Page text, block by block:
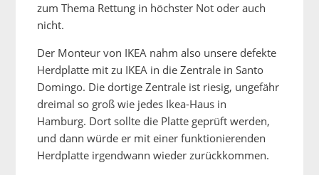
zum Thema Rettung in höchster Not oder auch
nicht.
Der Monteur von IKEA nahm also unsere defekte
Herdplatte mit zu IKEA in die Zentrale in Santo
Domingo. Die dortige Zentrale ist riesig, ungefähr
dreimal so groß wie jedes Ikea-Haus in
Hamburg. Dort sollte die Platte geprüft werden,
und dann würde er mit einer funktionierenden
Herdplatte irgendwann wieder zurückkommen.